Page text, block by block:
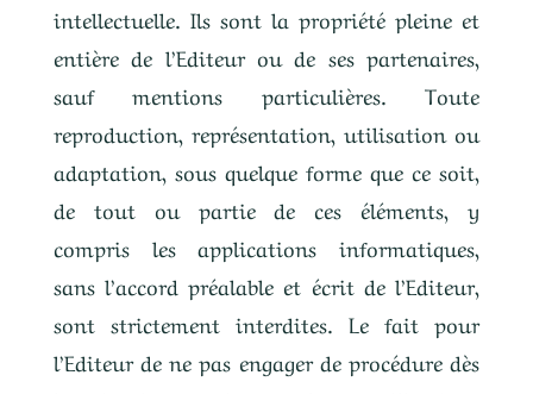
intellectuelle. Ils sont la propriété pleine et
entière de l’Editeur ou de ses partenaires,
sauf mentions particulières. Toute
reproduction, représentation, utilisation ou
adaptation, sous quelque forme que ce soit,
de tout ou partie de ces éléments, y
compris les applications informatiques,
sans l’accord préalable et écrit de l’Editeur,
sont strictement interdites. Le fait pour
l’Editeur de ne pas engager de procédure dès